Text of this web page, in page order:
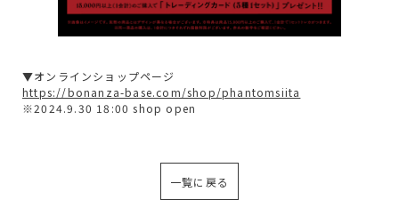
▼オンラインショップページ
https://bonanza-base.com/shop/phantomsiita
※2024.9.30 18:00 shop open
一覧に戻る